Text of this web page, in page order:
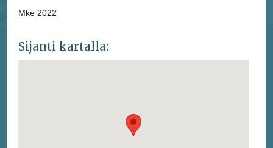
Mke 2022
Sijanti kartalla: